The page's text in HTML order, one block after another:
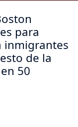
para
inmigrantes
de la
50